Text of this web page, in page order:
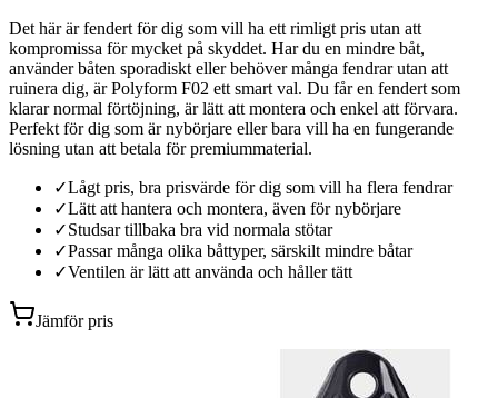
Det här är fendert för dig som vill ha ett rimligt pris utan att
kompromissa för mycket på skyddet. Har du en mindre båt,
använder båten sporadiskt eller behöver många fendrar utan att
ruinera dig, är Polyform F02 ett smart val. Du får en fendert som
klarar normal förtöjning, är lätt att montera och enkel att förvara.
Perfekt för dig som är nybörjare eller bara vill ha en fungerande
lösning utan att betala för premiummaterial.
✓Lågt pris, bra prisvärde för dig som vill ha flera fendrar
✓Lätt att hantera och montera, även för nybörjare
✓Studsar tillbaka bra vid normala stötar
✓Passar många olika båttyper, särskilt mindre båtar
✓Ventilen är lätt att använda och håller tätt
Jämför pris